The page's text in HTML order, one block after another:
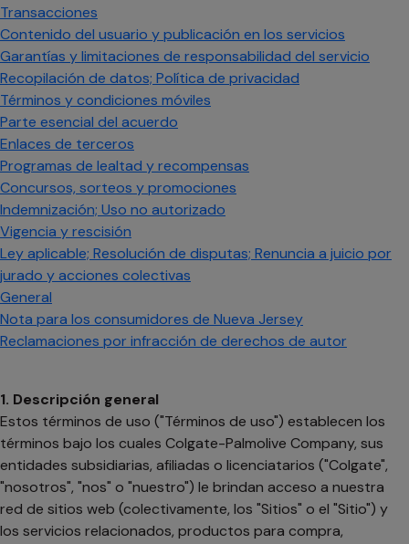
Transacciones
Contenido del usuario y publicación en los servicios
Garantías y limitaciones de responsabilidad del servicio
Recopilación de datos; Política de privacidad
Términos y condiciones móviles
Parte esencial del acuerdo
Enlaces de terceros
Programas de lealtad y recompensas
Concursos, sorteos y promociones
Indemnización; Uso no autorizado
Vigencia y rescisión
Ley aplicable; Resolución de disputas; Renuncia a juicio por
jurado y acciones colectivas
General
Nota para los consumidores de Nueva Jersey
Reclamaciones por infracción de derechos de autor
1. Descripción general
Estos términos de uso ("Términos de uso") establecen los
términos bajo los cuales Colgate-Palmolive Company, sus
entidades subsidiarias, afiliadas o licenciatarios ("Colgate",
"nosotros", "nos" o "nuestro") le brindan acceso a nuestra
red de sitios web (colectivamente, los "Sitios" o el "Sitio") y
los servicios relacionados, productos para compra,